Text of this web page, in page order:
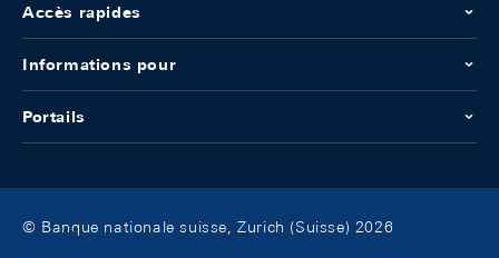
Accès rapides
Informations pour
Portails
© Banque nationale suisse, Zurich (Suisse) 2026